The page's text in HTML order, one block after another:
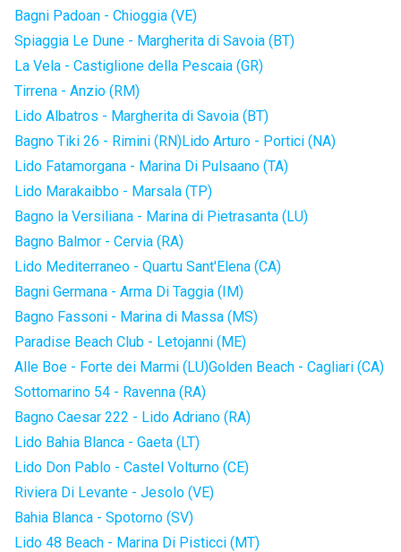
Bagni Padoan - Chioggia (VE)
Spiaggia Le Dune - Margherita di Savoia (BT)
La Vela - Castiglione della Pescaia (GR)
Tirrena - Anzio (RM)
Lido Albatros - Margherita di Savoia (BT)
Bagno Tiki 26 - Rimini (RN)Lido Arturo - Portici (NA)
Lido Fatamorgana - Marina Di Pulsaano (TA)
Lido Marakaibbo - Marsala (TP)
Bagno la Versiliana - Marina di Pietrasanta (LU)
Bagno Balmor - Cervia (RA)
Lido Mediterraneo - Quartu Sant'Elena (CA)
Bagni Germana - Arma Di Taggia (IM)
Bagno Fassoni - Marina di Massa (MS)
Paradise Beach Club - Letojanni (ME)
Alle Boe - Forte dei Marmi (LU)Golden Beach - Cagliari (CA)
Sottomarino 54 - Ravenna (RA)
Bagno Caesar 222 - Lido Adriano (RA)
Lido Bahia Blanca - Gaeta (LT)
Lido Don Pablo - Castel Volturno (CE)
Riviera Di Levante - Jesolo (VE)
Bahia Blanca - Spotorno (SV)
Lido 48 Beach - Marina Di Pisticci (MT)